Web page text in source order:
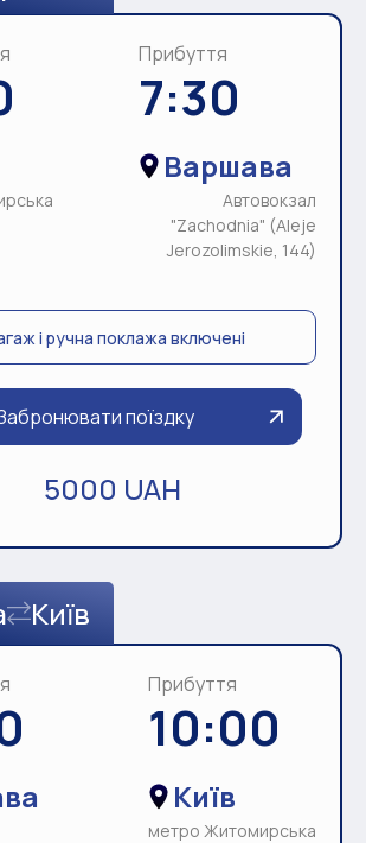
Прибуття
7:30
Варшава
Автовокзал
"Zachodnia" (Aleje
Jerozolimskie, 144)
і ручна поклажа включені
поїздку
5000 UAH
Київ
Прибуття
10:00
Київ
метро Житомирська